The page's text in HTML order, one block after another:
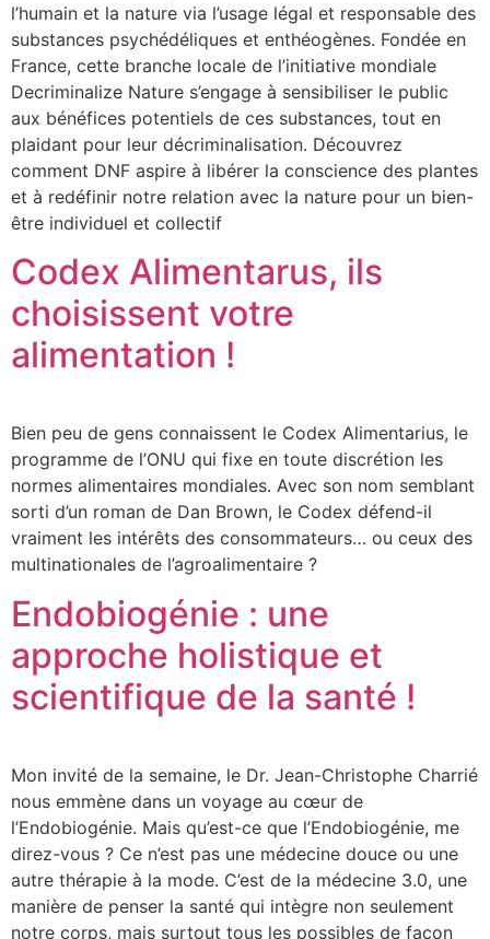
l’humain et la nature via l’usage légal et responsable des
substances psychédéliques et enthéogènes. Fondée en
France, cette branche locale de l’initiative mondiale
Decriminalize Nature s’engage à sensibiliser le public
aux bénéfices potentiels de ces substances, tout en
plaidant pour leur décriminalisation. Découvrez
comment DNF aspire à libérer la conscience des plantes
et à redéfinir notre relation avec la nature pour un bien-
être individuel et collectif
Codex Alimentarus, ils
choisissent votre
alimentation !
Bien peu de gens connaissent le Codex Alimentarius, le
programme de l’ONU qui fixe en toute discrétion les
normes alimentaires mondiales. Avec son nom semblant
sorti d’un roman de Dan Brown, le Codex défend-il
vraiment les intérêts des consommateurs… ou ceux des
multinationales de l’agroalimentaire ?
Endobiogénie : une
approche holistique et
scientifique de la santé !
Mon invité de la semaine, le Dr. Jean-Christophe Charrié
nous emmène dans un voyage au cœur de
l’Endobiogénie. Mais qu’est-ce que l’Endobiogénie, me
direz-vous ? Ce n’est pas une médecine douce ou une
autre thérapie à la mode. C’est de la médecine 3.0, une
manière de penser la santé qui intègre non seulement
notre corps, mais surtout tous les possibles de façon